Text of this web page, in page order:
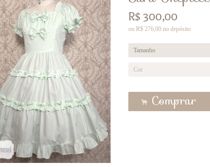
R$ 300,00
ou R$ 276,00 no depósito
. Comprar